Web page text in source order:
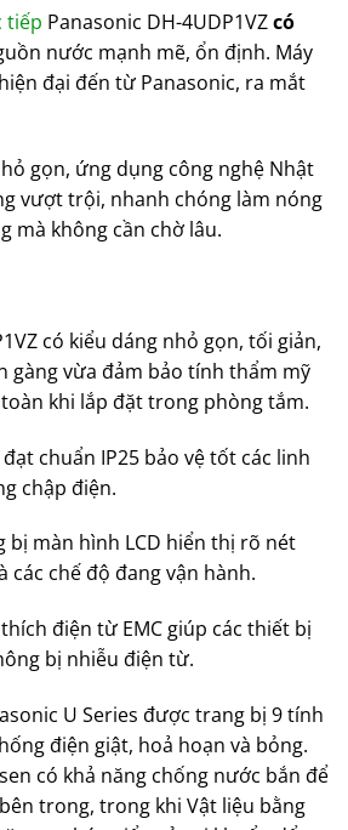
tiếp Panasonic DH-4UDP1VZcó
nước mạnh mẽ, ổn định. Máy
đại đến từ Panasonic, ra mắt
gọn, ứng dụng công nghệ Nhật
vượt trội, nhanh chóng làm nóng
mà không cần chờ lâu.
có kiểu dáng nhỏ gọn, tối giản,
gàng vừa đảm bảo tính thẩm mỹ
khi lắp đặt trong phòng tắm.
chuẩn IP25 bảo vệ tốt các linh
chập điện.
bị màn hình LCD hiển thị rõ nét
các chế độ đang vận hành.
điện từ EMC giúp các thiết bị
bị nhiễu điện từ.
U Series được trang bị 9 tính
điện giật, hoả hoạn và bỏng.
có khả năng chống nước bắn để
trong, trong khi Vật liệu bằng